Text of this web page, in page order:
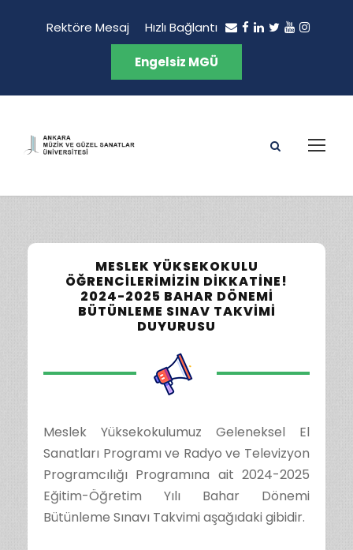
Rektöre Mesaj Hızlı Bağlantı
Engelsiz MGÜ
MESLEK YÜKSEKOKULU
ÖĞRENCILERIMIZIN DIKKATINE!
2024-2025 BAHAR DÖNEMI
BÜTÜNLEME SINAV TAKVIMI
DUYURUSU
Meslek Yüksekokulumuz Geleneksel El
Sanatları Programı ve Radyo ve Televizyon
Programcılığı Programına ait 2024-2025
Eğitim-Öğretim Yılı Bahar Dönemi
Bütünleme Sınavı Takvimi aşağıdaki gibidir.